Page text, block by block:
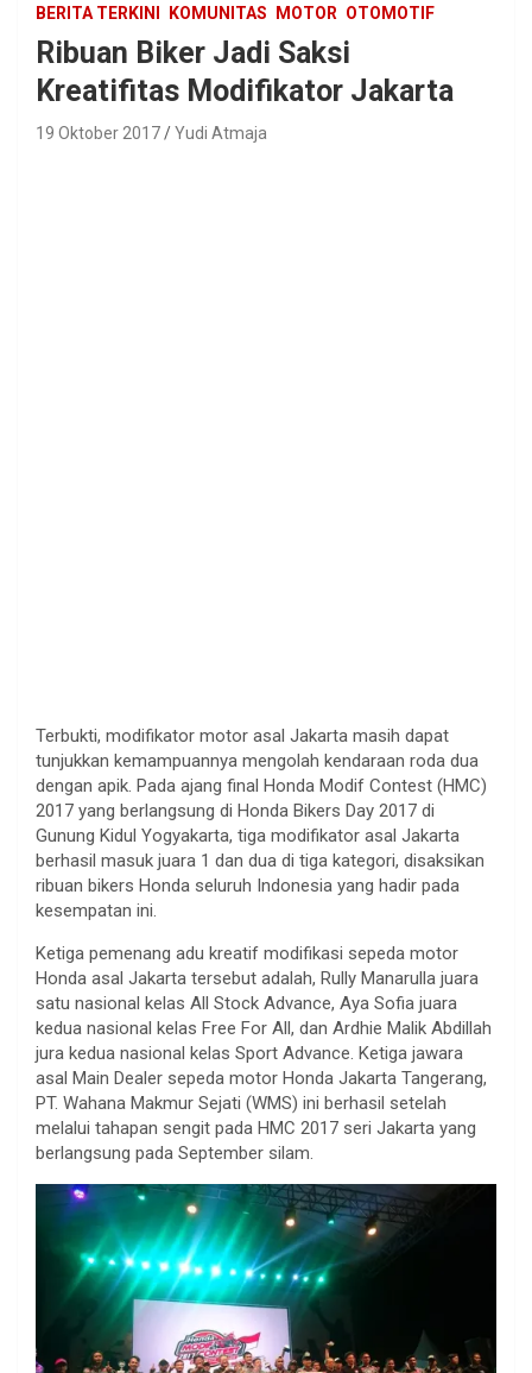
BERITA TERKINI KOMUNITAS MOTOR OTOMOTIF
Ribuan Biker Jadi Saksi
Kreatifitas Modifikator Jakarta
19 Oktober 2017 Yudi Atmaja
Terbukti, modifikator motor asal Jakarta masih dapat
tunjukkan kemampuannya mengolah kendaraan roda dua
dengan apik. Pada ajang final Honda Modif Contest (HMC)
2017 yang berlangsung di Honda Bikers Day 2017 di
Gunung Kidul Yogyakarta, tiga modifikator asal Jakarta
berhasil masuk juara 1 dan dua di tiga kategori, disaksikan
ribuan bikers Honda seluruh Indonesia yang hadir pada
kesempatan ini.
Ketiga pemenang adu kreatif modifikasi sepeda motor
Honda asal Jakarta tersebut adalah, Rully Manarulla juara
satu nasional kelas All Stock Advance, Aya Sofia juara
kedua nasional kelas Free For All, dan Ardhie Malik Abdillah
jura kedua nasional kelas Sport Advance. Ketiga jawara
asal Main Dealer sepeda motor Honda Jakarta Tangerang,
PT. Wahana Makmur Sejati (WMS) ini berhasil setelah
melalui tahapan sengit pada HMC 2017 seri Jakarta yang
berlangsung pada September silam.